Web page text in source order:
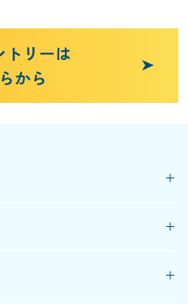
トリーは
から